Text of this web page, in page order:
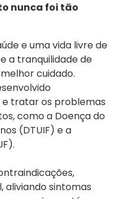
nunca foi tão
e uma vida livre de
a tranquilidade de
cuidado.
tratar os problemas
como a Doença do
(DTUIF) e a
aliviando sintomas